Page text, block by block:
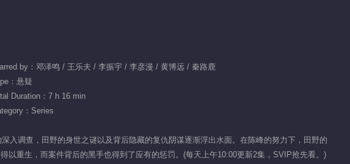
The Fearless Youth
by：邓泽鸣 / 王乐夫 / 李振宇 / 李彦漫 / 黄博远 / 秦路鹿
：悬疑
Duration：7 h 16 min
：Series
入调查，田野的身世之谜以及背后隐藏的复仇阴谋逐渐浮出水面。在陈峰的努力下，田野的
重生，而案件背后的黑手也得到了应有的惩罚。(每天上午10:00更新2集，SVIP抢先看。)